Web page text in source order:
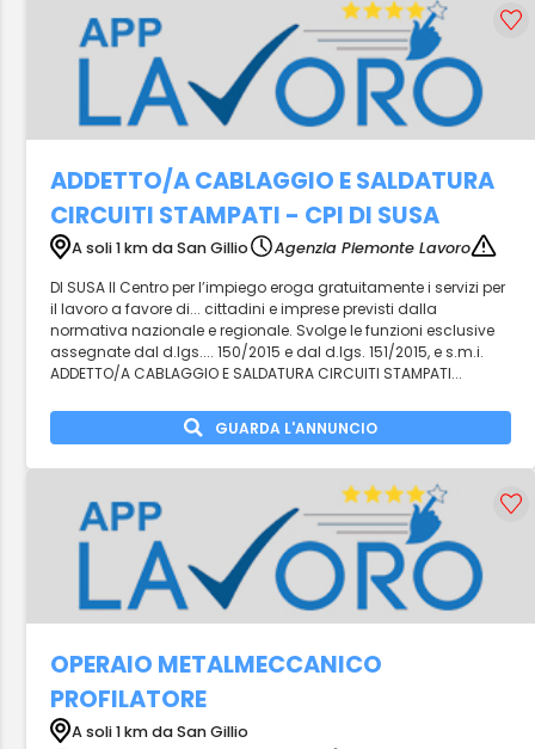
ADDETTO/A CABLAGGIO E SALDATURA
CIRCUITI STAMPATI - CPI DI SUSA
A soli 1 km da San Gillio
Agenzia Piemonte Lavoro
DI SUSA Il Centro per l’impiego eroga gratuitamente i servizi per
il lavoro a favore di... cittadini e imprese previsti dalla
normativa nazionale e regionale. Svolge le funzioni esclusive
assegnate dal d.lgs.... 150/2015 e dal d.lgs. 151/2015, e s.m.i.
ADDETTO/A CABLAGGIO E SALDATURA CIRCUITI STAMPATI...
GUARDA L'ANNUNCIO
OPERAIO METALMECCANICO
PROFILATORE
A soli 1 km da San Gillio